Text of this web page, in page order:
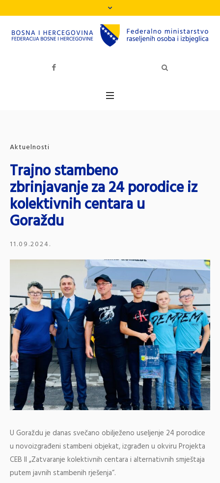
Aktuelnosti
Trajno stambeno
zbrinjavanje za 24 porodice iz
kolektivnih centara u
Goraždu
11.09.2024.
U Goraždu je danas svečano obilježeno useljenje 24 porodice
u novoizgrađeni stambeni objekat, izgrađen u okviru Projekta
CEB II „Zatvaranje kolektivnih centara i alternativnih smještaja
putem javnih stambenih rješenja“.